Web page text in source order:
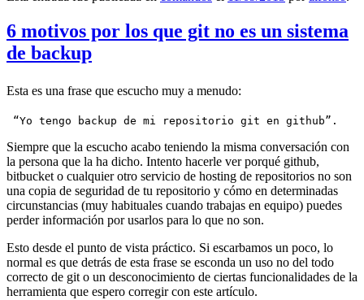
6 motivos por los que git no es un sistema
de backup
Esta es una frase que escucho muy a menudo:
“Yo tengo backup de mi repositorio git en github”.
Siempre que la escucho acabo teniendo la misma conversación con
la persona que la ha dicho. Intento hacerle ver porqué github,
bitbucket o cualquier otro servicio de hosting de repositorios no son
una copia de seguridad de tu repositorio y cómo en determinadas
circunstancias (muy habituales cuando trabajas en equipo) puedes
perder información por usarlos para lo que no son.
Esto desde el punto de vista práctico. Si escarbamos un poco, lo
normal es que detrás de esta frase se esconda un uso no del todo
correcto de git o un desconocimiento de ciertas funcionalidades de la
herramienta que espero corregir con este artículo.